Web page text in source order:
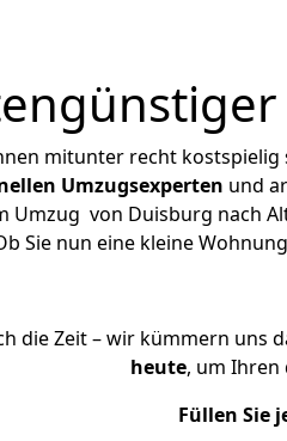
mitunter recht kostspielig
Umzugsexperten und
Umzug von Duisburg nach
Sie nun eine kleine
die Zeit – wir kümmern uns
heute, um Ihren
Füllen Sie